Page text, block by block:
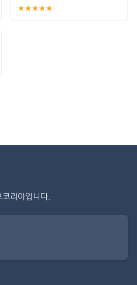
★★★★★
리아입니다.